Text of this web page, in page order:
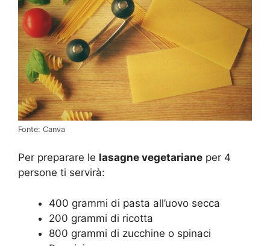
Fonte: Canva
Per preparare le lasagne vegetariane per 4
persone ti servirà:
400 grammi di pasta all’uovo secca
200 grammi di ricotta
800 grammi di zucchine o spinaci